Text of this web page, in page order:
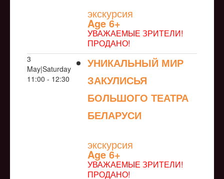
экскурсия
Age 6+
УВАЖАЕМЫЕ ЗРИТЕЛИ!
ПРОДАНО!
3
May|Saturday
11:00 - 12:30
УНИКАЛЬНЫЙ МИР
ЗАКУЛИСЬЯ
БОЛЬШОГО ТЕАТРА
БЕЛАРУСИ
экскурсия
Age 6+
УВАЖАЕМЫЕ ЗРИТЕЛИ!
ПРОДАНО!